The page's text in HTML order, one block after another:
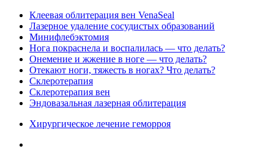
Клеевая облитерация вен VenaSeal
Лазерное удаление сосудистых образований
Минифлебэктомия
Нога покраснела и воспалилась — что делать?
Онемение и жжение в ноге — что делать?
Отекают ноги, тяжесть в ногах? Что делать?
Склеротерапия
Склеротерапия вен
Эндовазальная лазерная облитерация
Хирургическое лечение геморроя